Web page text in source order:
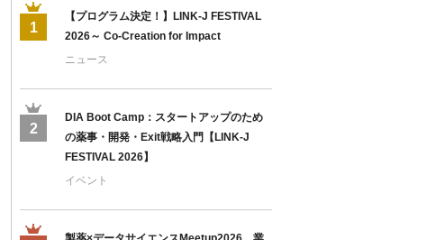
1
【プログラム決定！】LINK-J FESTIVAL
2026～ Co-Creation for Impact
ニュース
2
DIA Boot Camp：スタートアップのため
の薬事・開発・Exit戦略入門【LINK-J
FESTIVAL 2026】
イベント